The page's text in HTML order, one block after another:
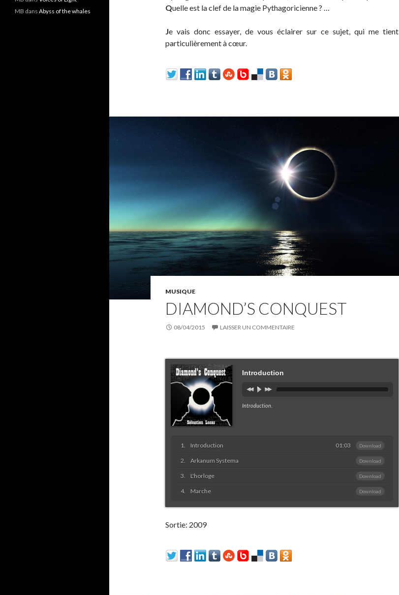
Quelle est la clef de la magie Pythagoricienne ? …
Je vais donc essayer, de vous éclairer sur ce sujet, qui me tient
particulièrement à cœur.
MUSIQUE
DIAMOND’S CONQUEST
08/04/2015 LAISSER UN COMMENTAIRE
Introduction
Introduction
Introduction 01:03 Download
Arkanum Systema Download
L'horloge Download
Marche Download
Sortie: 2009
MB dans Abyss of the whales